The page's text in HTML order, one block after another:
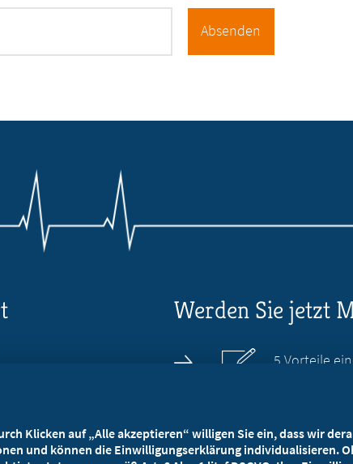
Absenden
Werden Sie jetzt
5 Vorteile
Kostenlos
Klicken auf „Alle akzeptieren“ willigen Sie ein, dass wir
und können die Einwilligungserklärung individualisieren.